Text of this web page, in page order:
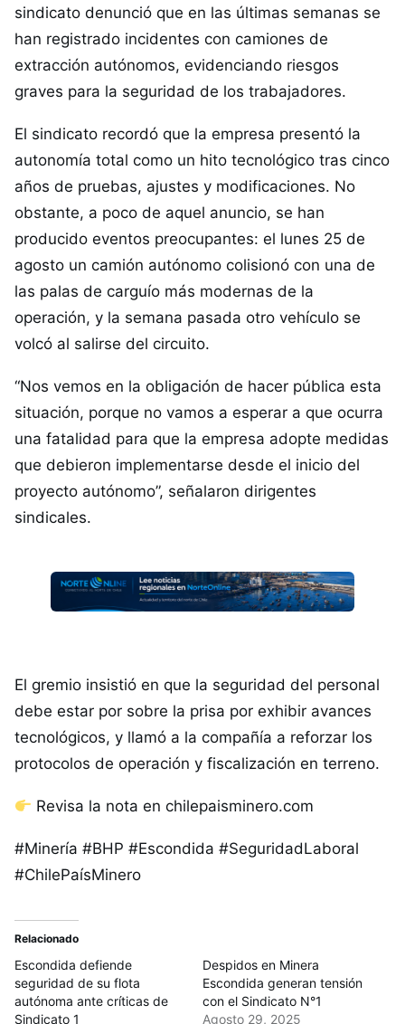
sindicato denunció que en las últimas semanas se
han registrado incidentes con camiones de
extracción autónomos, evidenciando riesgos
graves para la seguridad de los trabajadores.
El sindicato recordó que la empresa presentó la
autonomía total como un hito tecnológico tras cinco
años de pruebas, ajustes y modificaciones. No
obstante, a poco de aquel anuncio, se han
producido eventos preocupantes: el lunes 25 de
agosto un camión autónomo colisionó con una de
las palas de carguío más modernas de la
operación, y la semana pasada otro vehículo se
volcó al salirse del circuito.
“Nos vemos en la obligación de hacer pública esta
situación, porque no vamos a esperar a que ocurra
una fatalidad para que la empresa adopte medidas
que debieron implementarse desde el inicio del
proyecto autónomo”, señalaron dirigentes
sindicales.
El gremio insistió en que la seguridad del personal
debe estar por sobre la prisa por exhibir avances
tecnológicos, y llamó a la compañía a reforzar los
protocolos de operación y fiscalización en terreno.
Revisa la nota en chilepaisminero.com
#Minería #BHP #Escondida #SeguridadLaboral
#ChilePaísMinero
Relacionado
Escondida defiende
seguridad de su flota
autónoma ante críticas de
Sindicato 1
Despidos en Minera
Escondida generan tensión
con el Sindicato N°1
Agosto 29, 2025